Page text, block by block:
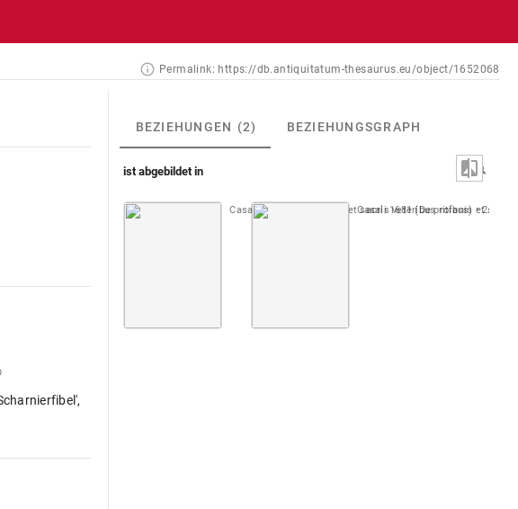
Permalink: https://db.antiquitatum-thesaurus.eu/object/1652068
BEZIEHUNGEN (2) BEZIEHUNGSGRAPH
ist abgebildet in
Casali 1644 (De profanis et sacris veteribus ritibus) 2. Buch
Casali 1681 (De profanis et